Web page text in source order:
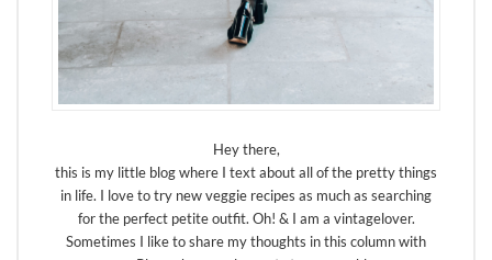
Hey there,
this is my little blog where I text about all of the pretty things
in life. I love to try new veggie recipes as much as searching
for the perfect petite outfit. Oh! & I am a vintagelover.
Sometimes I like to share my thoughts in this column with